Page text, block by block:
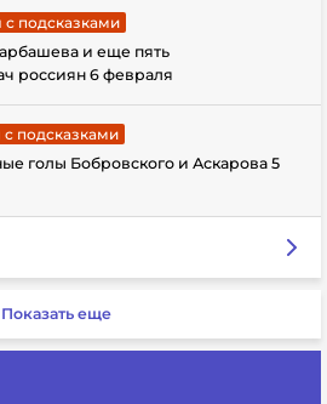
с подсказками
и еще пять
россиян 6 февраля
подсказками
голы Бобровского и Аскарова 5
Показать еще